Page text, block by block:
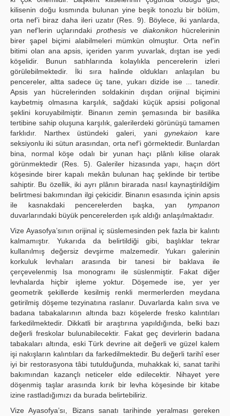
kilisenin doğu kısmında bulunan yine beşik tonozlu bir bölüm,
orta nef’i biraz daha ileri uzatır (Res. 9). Böylece, iki yanlarda,
yan nef’lerin uçlarındaki prothesisve diakonikon hücrelerinin
birer şapel biçimi alabilmeleri mümkün olmuştur. Orta nef’in
bitimi olan ana apsis, içeriden yarım yuvarlak, dıştan ise yedi
köşelidir. Bunun satıhlarında kolaylıkla pencerelerin izleri
görülebilmektedir. İki sıra halinde oldukları anlaşılan bu
pencereler, altta sadece üç tane, yukarı dizide ise ... tanedir.
Apsis yan hücrelerinden soldakinin dışdan orijinal biçimini
kaybetmiş olmasına karşılık, sağdaki küçük apsisi poligonal
şeklini koruyabilmiştir. Binanın zemin şemasında bir basilika
tertibine sahip oluşuna karşılık, galerilerdeki görünüşü tamamen
farklıdır. Narthex üstündeki galeri, yanigynekaion kare
seksiyonlu iki sütun arasından, orta nef’i görmektedir. Bunlardan
bina, normal köşe odalı bir yunan haçı plânlı kilise olarak
görünmektedir (Res. 5). Galeriler hizasında yapı, haçın dört
köşesinde birer kapalı mekân bulunan haç şeklinde bir tertibe
sahiptir. Bu özellik, iki ayrı plânın birarada nasıl kaynaştirildiğim
belirtmesi bakımından ilgi çekicidir. Binanın esasında içinin apsis
ile kasnakdaki pencerelerden başka, yan tympanon
duvarlarındaki büyük pencerelerden ışık aldığı anlaşılmaktadır.
Vize Ayasofya’sının orijinal iç süslemesinden pek fazla bir kalıntı
kalmamıştır. Yukarıda da belirtildiği gibi, başlıklar tekrar
kullanılmış değersiz devşirme malzemedir. Yukarı galerinin
korkuluk levhaları arasında bir tanesi bir baklava ile
çerçevelenmiş Isa monogramı ile süslenmiştir. Fakat diğer
levhalarda hiçbir işleme yoktur. Döşemede ise, yer yer
geometrik şekillerde kesilmiş renkli mermerlerden meydana
getirilmiş döşeme tezyinatına raslanır. Duvarlarda kalın sıva ve
badana tabakalarının altında bazı köşelerde fresko kalıntıları
farkedilmektedir. Dikkatli bir araştırına yapıldığında, belki bazı
değerli freskolar bulunabilecektir. Fakat geç devirlerin badana
tabakaları altında, eski Türk devrine ait değerli ve güzel kalem
işi nakışların kalıntıları da farkedilmektedir. Bu değerli tarihî eser
iyi bir restorasyona tâbi tutulduğunda, muhakkak ki, sanat tarihi
bakımından kazançlı neticeler elde edilecektir. Nihayet yere
döşenmiş taşlar arasında kırık bir levha köşesinde bir kitabe
izine rastladığımızı da burada belirtebiliriz.
Vize Ayasofya’sı, Bizans sanatı tarihinde yeralması gereken